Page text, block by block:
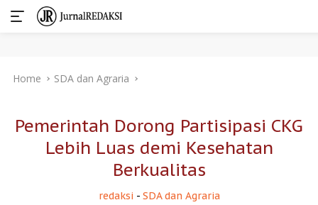
Home SDA dan Agraria
Pemerintah Dorong Partisipasi CKG
Lebih Luas demi Kesehatan
Berkualitas
redaksi - SDA dan Agraria